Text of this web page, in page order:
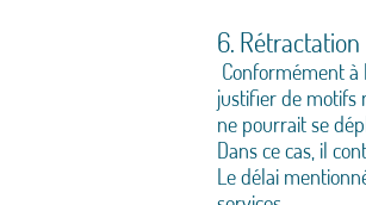
6. Rétractation
Conformément à
justifier de motifs
ne pourrait se
Dans ce cas, il
Le délai